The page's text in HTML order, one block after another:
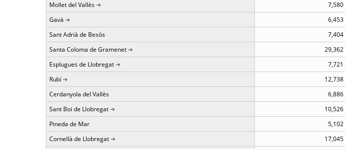
Mollet del Vallès
7,580
Gavà
6,453
Sant Adrià de Besòs
7,404
Santa Coloma de Gramenet
29,362
Esplugues de Llobregat
7,721
Rubí
12,738
Cerdanyola del Vallès
6,886
Sant Boi de Llobregat
10,526
Pineda de Mar
5,102
Cornellà de Llobregat
17,045